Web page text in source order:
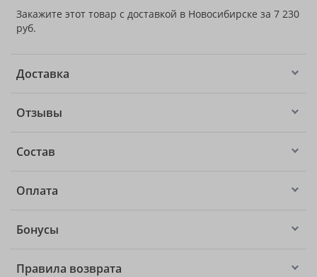
Закажите этот товар с доставкой в Новосибирске за 7 230
руб.
Доставка
Отзывы
Состав
Оплата
Бонусы
Правила возврата